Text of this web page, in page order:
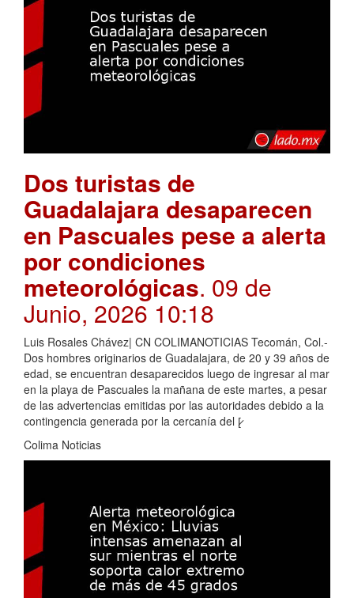
Dos turistas de
Guadalajara desaparecen
en Pascuales pese a alerta
por condiciones
meteorológicas. 09 de
Junio, 2026 10:18
Luis Rosales Chávez| CN COLIMANOTICIAS Tecomán, Col.-
Dos hombres originarios de Guadalajara, de 20 y 39 años de
edad, se encuentran desaparecidos luego de ingresar al mar
en la playa de Pascuales la mañana de este martes, a pesar
de las advertencias emitidas por las autoridades debido a la
contingencia generada por la cercanía del [̷
Colima Noticias